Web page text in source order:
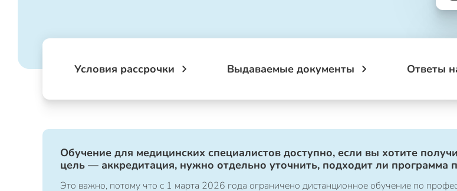
Условия рассрочки Выдаваемые документы Ответы
Обучение для медицинских специалистов доступно, если вы хотите
цель — аккредитация, нужно отдельно уточнить, подходит ли программа
Это важно, потому что с 1 марта 2026 года ограничено дистанционное обучение по